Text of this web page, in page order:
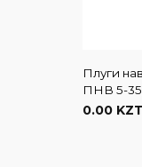
Плуги
ПНВ 5-
0.00 KZT